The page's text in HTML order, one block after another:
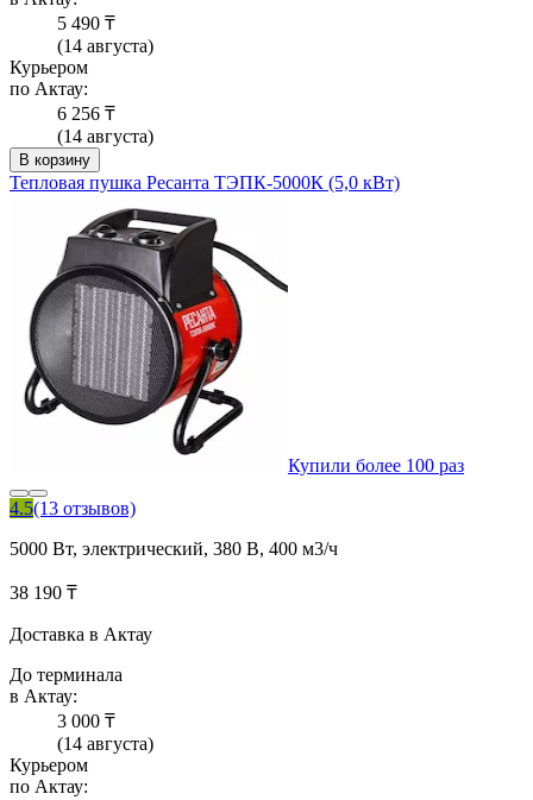
5 490 ₸
(14 августа)
Курьером
по Актау:
6 256 ₸
(14 августа)
В корзину
Тепловая пушка Ресанта ТЭПК-5000К (5,0 кВт)
Купили более 100 раз
4.5(13 отзывов)
5000 Вт, электрический, 380 В, 400 м3/ч
38 190 ₸
Доставка в Актау
До терминала
в Актау:
3 000 ₸
(14 августа)
Курьером
по Актау: